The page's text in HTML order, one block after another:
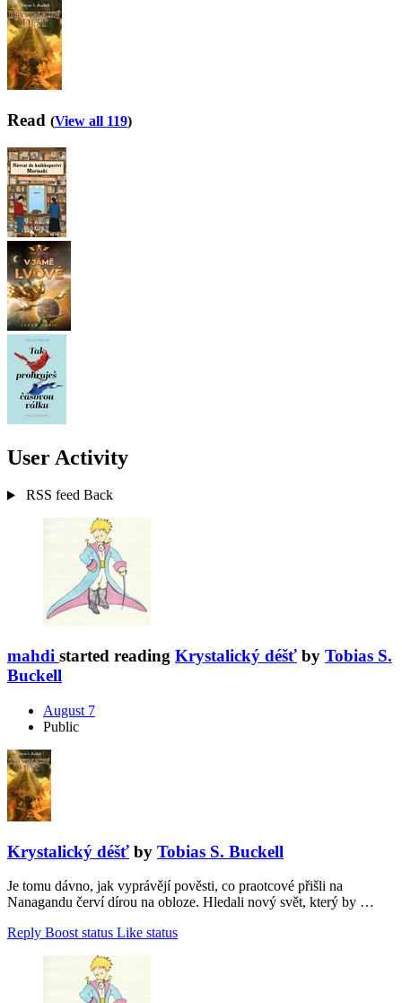
Read (View all 119)
User Activity
RSS feed Back
mahdi started reading Krystalický déšť by Tobias S.
Buckell
August 7
Public
Krystalický déšť by Tobias S. Buckell
Je tomu dávno, jak vyprávějí pověsti, co praotcové přišli na
Nanagandu červí dírou na obloze. Hledali nový svět, který by …
Reply Boost status Like status